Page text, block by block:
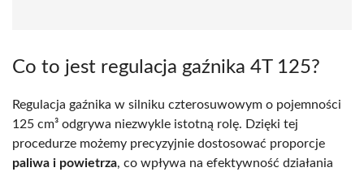
Co to jest regulacja gaźnika 4T 125?
Regulacja gaźnika w silniku czterosuwowym o pojemności
125 cm³ odgrywa niezwykle istotną rolę. Dzięki tej
procedurze możemy precyzyjnie dostosować proporcje
paliwa i powietrza, co wpływa na efektywność działania